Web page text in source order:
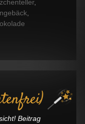
,
,
Beitrag